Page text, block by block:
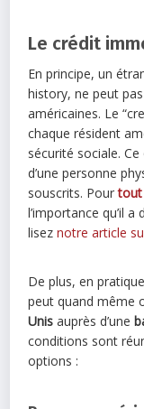
Le crédit
En principe, un
history, ne peut
américaines. Le
chaque résident
sécurité sociale. Ce
d’une personne
souscrits. Pour tout
l’importance qu’il
liseznotre article
De plus, en
peut quand même
Unis auprès d’une
conditions sont
options :